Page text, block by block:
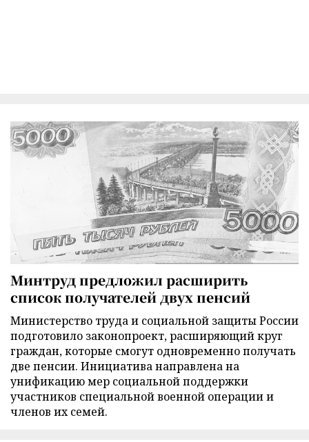
Минтруд предложил расширить
список получателей двух пенсий
Министерство труда и социальной защиты России
подготовило законопроект, расширяющий круг
граждан, которые смогут одновременно получать
две пенсии. Инициатива направлена на
унификацию мер социальной поддержки
участников специальной военной операции и
членов их семей.